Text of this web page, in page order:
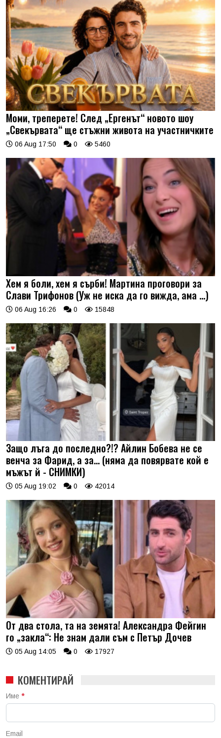
Моми, треперете! След „Ергенът“ новото шоу
„Свекървата“ ще стъжни живота на участничките
06 Aug 17:50 0 5460
Хем я боли, хем я сърби! Мартина проговори за
Слави Трифонов (Уж не иска да го вижда, ама …)
06 Aug 16:26 0 15848
Защо лъга до последно?!? Айлин Бобева не се
венча за Фарид, а за... (няма да повярвате кой е
мъжът й - СНИМКИ)
05 Aug 19:02 0 42014
От два стола, та на земята! Александра Фейгин
го „закла“: Не знам дали съм с Петър Дочев
05 Aug 14:05 0 17927
КОМЕНТИРАЙ
Име *
Email